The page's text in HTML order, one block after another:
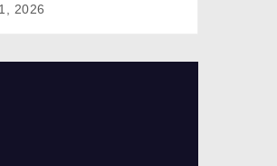
2026